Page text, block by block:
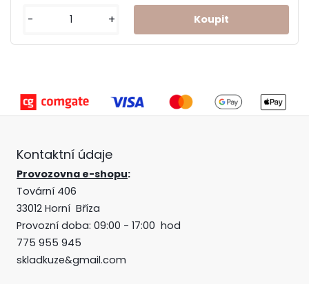
- +
Kontaktní údaje
Provozovna e-shopu:
Tovární 406
33012 Horní Bříza
Provozní doba: 09:00 - 17:00 hod
775 955 945
skladkuze&gmail.com